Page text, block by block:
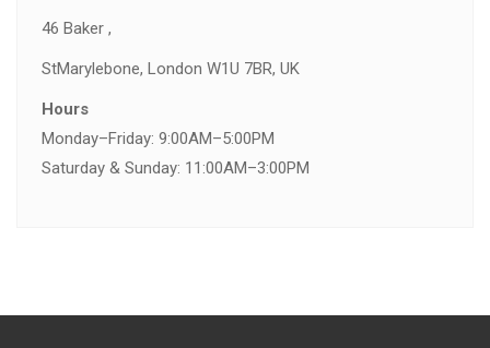
46 Baker ,
StMarylebone, London W1U 7BR, UK
Hours
Monday–Friday: 9:00AM–5:00PM
Saturday & Sunday: 11:00AM–3:00PM